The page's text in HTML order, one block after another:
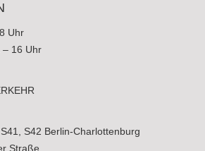
Uhr
– 16 Uhr
S42 Berlin-Charlottenburg
Straße